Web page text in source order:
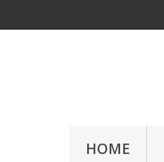
HOME